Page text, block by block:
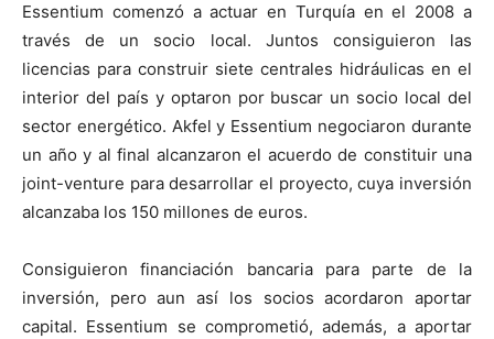
Essentium comenzó a actuar en Turquía en el 2008 a
través de un socio local. Juntos consiguieron las
licencias para construir siete centrales hidráulicas en el
interior del país y optaron por buscar un socio local del
sector energético. Akfel y Essentium negociaron durante
un año y al final alcanzaron el acuerdo de constituir una
joint-venture para desarrollar el proyecto, cuya inversión
alcanzaba los 150 millones de euros.
Consiguieron financiación bancaria para parte de la
inversión, pero aun así los socios acordaron aportar
capital. Essentium se comprometió, además, a aportar